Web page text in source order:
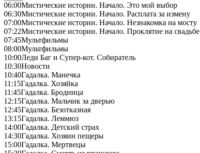
06:00Мистические истории. Начало. Это мой выбор
06:30Мистические истории. Начало. Расплата за измену
07:00Мистические истории. Начало. Незнакомка на мосту
07:22Мистические истории. Начало. Проклятие на свадьбе
07:45Мультфильмы
08:00Мультфильмы
10:00Леди Баг и Супер-кот. Собиратель
10:30Новости
10:40Гадалка. Манечка
11:15Гадалка. Хозяйка
11:45Гадалка. Бродница
12:15Гадалка. Мальчик за дверью
12:45Гадалка. Безотказная
13:15Гадалка. Леммюз
14:00Гадалка. Детский страх
14:30Гадалка. Хозяин пещеры
15:00Гадалка. Мертвецы